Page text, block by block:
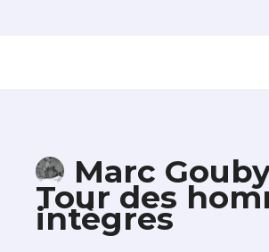
Marc
Tour des
intègres